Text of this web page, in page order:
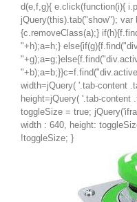
d(e,f,g){ e.click(function(i){
jQuery(this).tab("show");
{c.removeClass(a);}
"+h);a=h;}
width=jQuery( '.tab-content
height=jQuery( '.tab-content
toggleSize = true;
width : 640, height:
!toggleSize; }